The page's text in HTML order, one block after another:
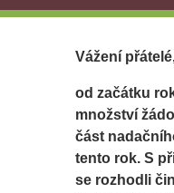
Vážení
od začátku
množství
část
tento rok. S
se rozhodli